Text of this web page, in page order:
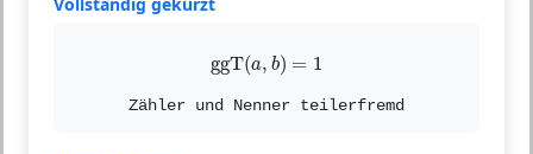
ggT(a, b) = 1
ggT( ,b =1
Zähler und Nenner teilerfremd